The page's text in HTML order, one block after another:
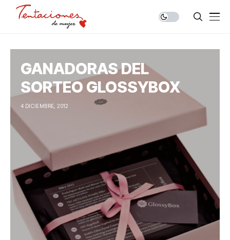
GANADORAS DEL
SORTEO GLOSSYBOX
4 DICIEMBRE, 2012